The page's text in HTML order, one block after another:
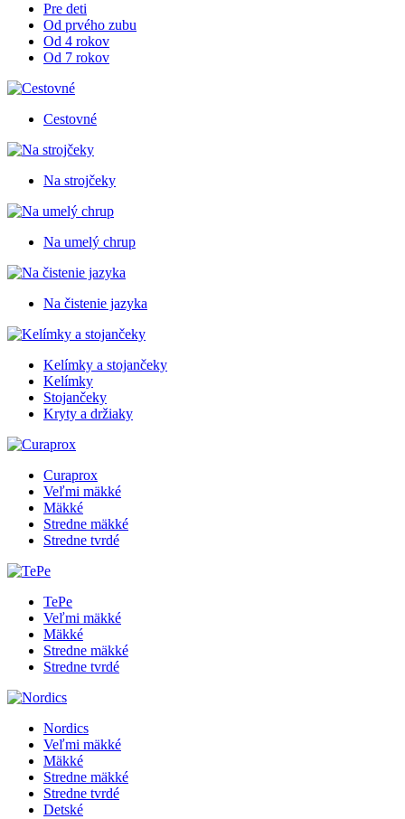
Pre deti
Od prvého zubu
Od 4 rokov
Od 7 rokov
Cestovné
Na strojčeky
Na umelý chrup
Na čistenie jazyka
Kelímky a stojančeky
Kelímky
Stojančeky
Kryty a držiaky
Curaprox
Veľmi mäkké
Mäkké
Stredne mäkké
Stredne tvrdé
TePe
Veľmi mäkké
Mäkké
Stredne mäkké
Stredne tvrdé
Nordics
Veľmi mäkké
Mäkké
Stredne mäkké
Stredne tvrdé
Detské